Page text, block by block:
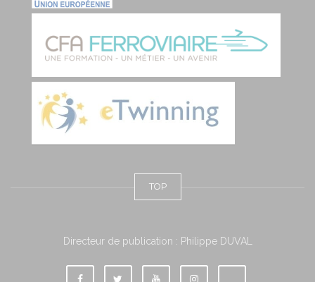
TOP
Directeur de publication : Philippe DUVAL